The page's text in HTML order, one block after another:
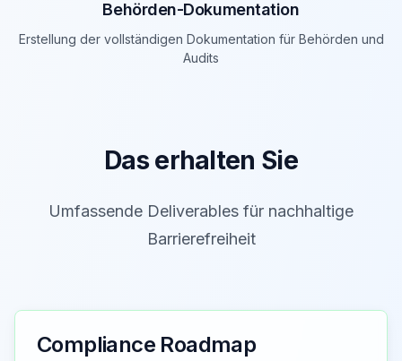
Behörden-Dokumentation
Erstellung der vollständigen Dokumentation für Behörden und
Audits
Das erhalten Sie
Umfassende Deliverables für nachhaltige
Barrierefreiheit
Compliance Roadmap